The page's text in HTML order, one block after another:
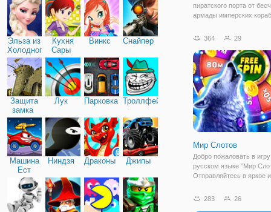
Эльза из
Холодного
сердца
Кухня
Сары
Винкс Снайпер
Защита
замка
Лук Парковка Троллфейс
Машина
Ест
Машину
Ниндзя Драконы Джипы
пиратского порта от
армады имперских
перенесетесь на
пираты устроили
гавани, где по
364 29
Мир Слотов
Добро пожаловать в
русском языке "Мир
Отправляйтесь в яркое и
ярких слотов! Вас ждут
283 26